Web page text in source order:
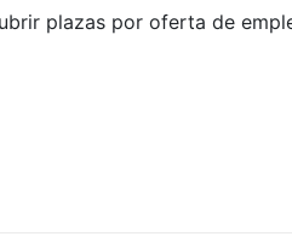
plazas por oferta de